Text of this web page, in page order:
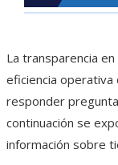
La transparencia
eficiencia operativa
responder
continuación se
información sobre